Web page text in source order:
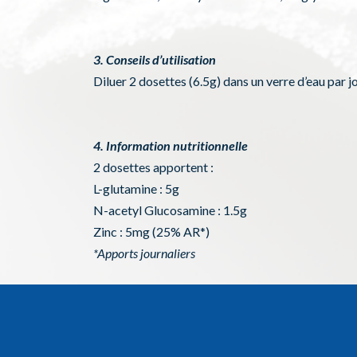
3. Conseils d’utilisation
Diluer 2 dosettes (6.5g) dans un verre d’eau par
4. Information nutritionnelle
2 dosettes apportent :
L-glutamine : 5g
N-acetyl Glucosamine : 1.5g
Zinc : 5mg (25% AR*)
*Apports journaliers